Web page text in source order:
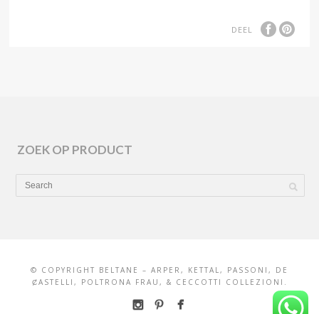
DEEL
ZOEK OP PRODUCT
© COPYRIGHT BELTANE – ARPER, KETTAL, PASSONI, DE
ȻASTELLI, POLTRONA FRAU, & CECCOTTI COLLEZIONI.